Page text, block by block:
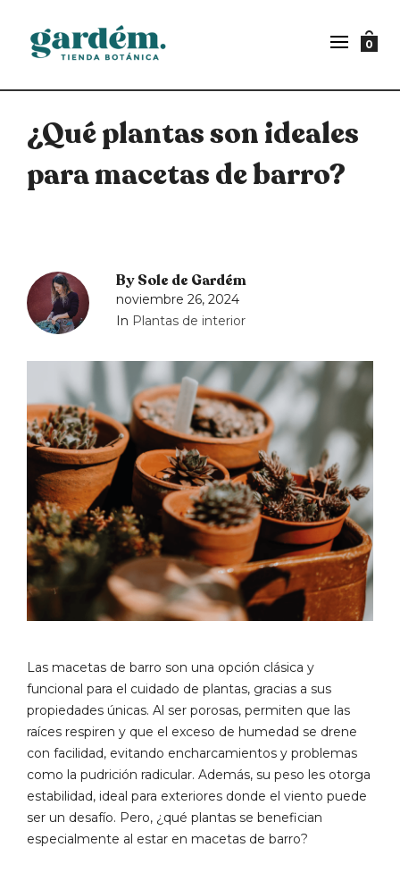
0
¿Qué plantas son ideales
para macetas de barro?
BySole de Gardém
noviembre 26, 2024
In Plantas de interior
Las macetas de barro son una opción clásica y
funcional para el cuidado de plantas, gracias a sus
propiedades únicas. Al ser porosas, permiten que las
raíces respiren y que el exceso de humedad se drene
con facilidad, evitando encharcamientos y problemas
como la pudrición radicular. Además, su peso les otorga
estabilidad, ideal para exteriores donde el viento puede
ser un desafío. Pero, ¿qué plantas se benefician
especialmente al estar en macetas de barro?